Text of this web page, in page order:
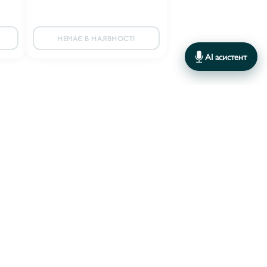
НЕМАЄ В НАЯВНОСТІ
AI асистент